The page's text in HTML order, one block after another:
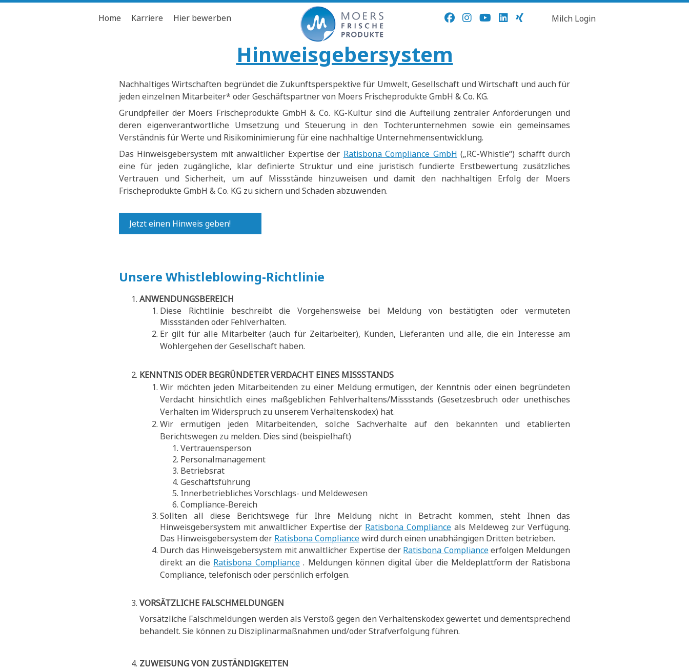
Home Karriere Hier bewerben Milch Login
Hinweisgebersystem
Nachhaltiges Wirtschaften begründet die Zukunftsperspektive für Umwelt, Gesellschaft und Wirtschaft und auch für
jeden einzelnen Mitarbeiter* oder Geschäftspartner von Moers Frischeprodukte GmbH & Co. KG.
Grundpfeiler der Moers Frischeprodukte GmbH & Co. KG-Kultur sind die Aufteilung zentraler Anforderungen und
deren eigenverantwortliche Umsetzung und Steuerung in den Tochterunternehmen sowie ein gemeinsames
Verständnis für Werte und Risikominimierung für eine nachhaltige Unternehmensentwicklung.
Das Hinweisgebersystem mit anwaltlicher Expertise der Ratisbona Compliance GmbH („RC-Whistle“) schafft durch
eine für jeden zugängliche, klar definierte Struktur und eine juristisch fundierte Erstbewertung zusätzliches
Vertrauen und Sicherheit, um auf Missstände hinzuweisen und damit den nachhaltigen Erfolg der Moers
Frischeprodukte GmbH & Co. KG zu sichern und Schaden abzuwenden.
Jetzt einen Hinweis geben!
Unsere Whistleblowing-Richtlinie
ANWENDUNGSBEREICH
Diese Richtlinie beschreibt die Vorgehensweise bei Meldung von bestätigten oder vermuteten
Missständen oder Fehlverhalten.
Er gilt für alle Mitarbeiter (auch für Zeitarbeiter), Kunden, Lieferanten und alle, die ein Interesse am
Wohlergehen der Gesellschaft haben.
KENNTNIS ODER BEGRÜNDETER VERDACHT EINES MISSSTANDS
Wir möchten jeden Mitarbeitenden zu einer Meldung ermutigen, der Kenntnis oder einen begründeten
Verdacht hinsichtlich eines maßgeblichen Fehlverhaltens/Missstands (Gesetzesbruch oder unethisches
Verhalten im Widerspruch zu unserem Verhaltenskodex) hat.
Wir ermutigen jeden Mitarbeitenden, solche Sachverhalte auf den bekannten und etablierten
Berichtswegen zu melden. Dies sind (beispielhaft)
Vertrauensperson
Personalmanagement
Betriebsrat
Geschäftsführung
Innerbetriebliches Vorschlags- und Meldewesen
Compliance-Bereich
Sollten all diese Berichtswege für Ihre Meldung nicht in Betracht kommen, steht Ihnen das
Hinweisgebersystem mit anwaltlicher Expertise der Ratisbona Compliance als Meldeweg zur Verfügung.
Das Hinweisgebersystem der Ratisbona Compliancewird durch einen unabhängigen Dritten betrieben.
Durch das Hinweisgebersystem mit anwaltlicher Expertise der Ratisbona Complianceerfolgen Meldungen
direkt an die Ratisbona Compliance. Meldungen können digital über die Meldeplattform der Ratisbona
Compliance, telefonisch oder persönlich erfolgen.
VORSÄTZLICHE FALSCHMELDUNGEN
Vorsätzliche Falschmeldungen werden als Verstoß gegen den Verhaltenskodex gewertet und dementsprechend
behandelt. Sie können zu Disziplinarmaßnahmen und/oder Strafverfolgung führen.
ZUWEISUNG VON ZUSTÄNDIGKEITEN